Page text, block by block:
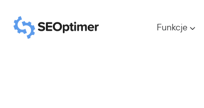
Funkcje